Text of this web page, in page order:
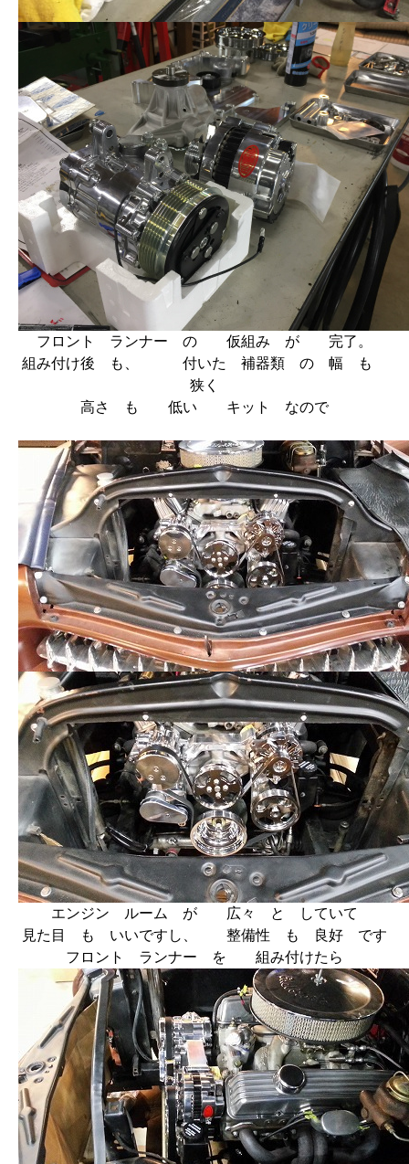
フロント ランナー の 仮組み が 完了。
組み付け後 も、 付いた 補器類 の 幅 も
狭く
高さ も 低い キット なので
エンジン ルーム が 広々 と していて
見た目 も いいですし、 整備性 も 良好 です
フロント ランナー を 組み付けたら